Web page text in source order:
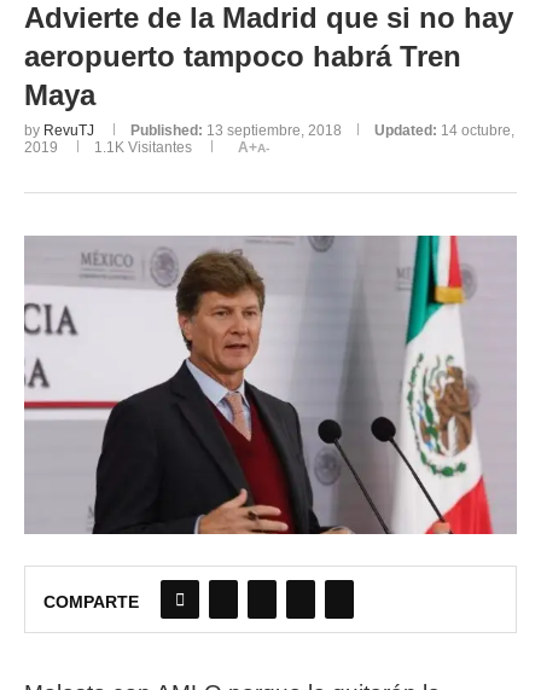
Advierte de la Madrid que si no hay
aeropuerto tampoco habrá Tren
Maya
by RevuTJ Published: 13 septiembre, 2018 Updated: 14 octubre,
2019
1.1K Visitantes A+A-
COMPARTE